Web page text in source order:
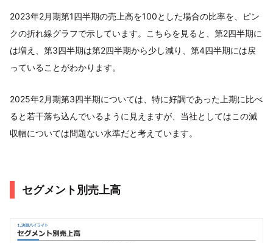
2023年2月期第1四半期の売上高を100とした場合の比率を、ピン
クの折れ線グラフで示しています。こちらを見ると、第2四半期に
は増え、第3四半期は第2四半期から少し減り、第4四半期には戻
っていることがわかります。
2025年2月期第3四半期については、特に好調であった上期に比べ
ると若干落ち込んでいるように見えますが、当社としてはこの減
収幅については問題ない水準だと考えています。
セグメント別売上高